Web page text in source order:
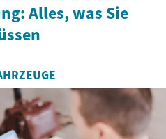
Alles, was Sie